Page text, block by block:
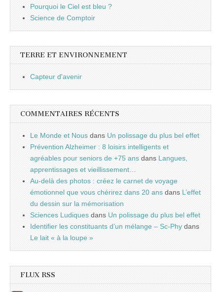
Pourquoi le Ciel est bleu ?
Science de Comptoir
TERRE ET ENVIRONNEMENT
Capteur d'avenir
COMMENTAIRES RÉCENTS
Le Monde et Nous dans Un polissage du plus bel effet
Prévention Alzheimer : 8 loisirs intelligents et
agréables pour seniors de +75 ans dans Langues,
apprentissages et vieillissement…
Au-delà des photos : créez le carnet de voyage
émotionnel que vous chérirez dans 20 ans dans L’effet
du dessin sur la mémorisation
Sciences Ludiques dans Un polissage du plus bel effet
Identifier les constituants d’un mélange – Sc-Phy dans
Le lait « à la loupe »
FLUX RSS